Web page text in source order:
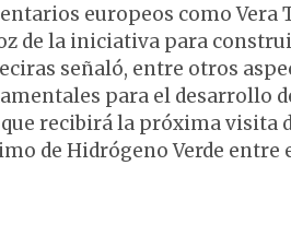
europeos como Vera
de la iniciativa para
señaló, entre otros
para el desarrollo
recibirá la próxima visita
de Hidrógeno Verde entre